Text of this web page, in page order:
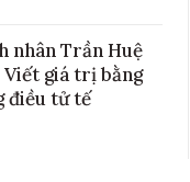
nhân Trần Huệ
Viết giá trị bằng
điều tử tế